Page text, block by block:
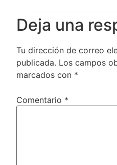
Deja una
Tu dirección de correo
publicada. Los campos
marcados con *
Comentario *